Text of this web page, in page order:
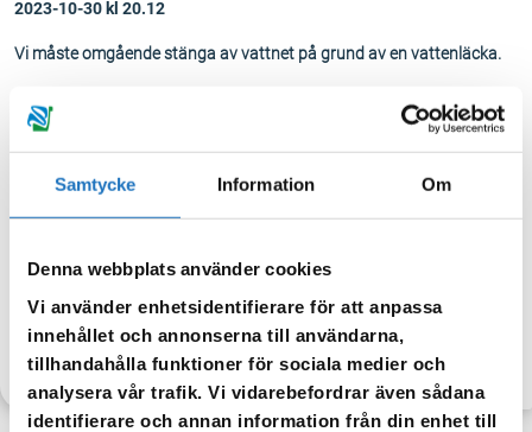
Samtycke Information Om
Denna webbplats använder cookies
Vi använder enhetsidentifierare för att anpassa
innehållet och annonserna till användarna,
tillhandahålla funktioner för sociala medier och
analysera vår trafik. Vi vidarebefordrar även sådana
identifierare och annan information från din enhet till
2023-10-30 kl 20.12
Vi måste omgående stänga av vattnet på grund av en vattenläcka.
Södergatan 3, 4, 5, 6, 8
kranen tills vattnet blir klart igen.
TILLBAKA